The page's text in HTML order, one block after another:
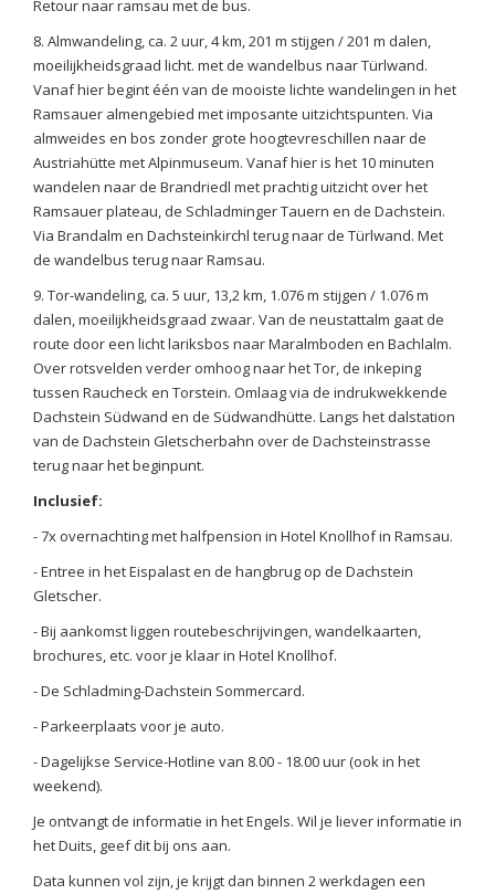
Retour naar ramsau met de bus.
8. Almwandeling, ca. 2 uur, 4 km, 201 m stijgen / 201 m dalen,
moeilijkheidsgraad licht. met de wandelbus naar Türlwand.
Vanaf hier begint één van de mooiste lichte wandelingen in het
Ramsauer almengebied met imposante uitzichtspunten. Via
almweides en bos zonder grote hoogtevreschillen naar de
Austriahütte met Alpinmuseum. Vanaf hier is het 10 minuten
wandelen naar de Brandriedl met prachtig uitzicht over het
Ramsauer plateau, de Schladminger Tauern en de Dachstein.
Via Brandalm en Dachsteinkirchl terug naar de Türlwand. Met
de wandelbus terug naar Ramsau.
9. Tor-wandeling, ca. 5 uur, 13,2 km, 1.076 m stijgen / 1.076 m
dalen, moeilijkheidsgraad zwaar. Van de neustattalm gaat de
route door een licht lariksbos naar Maralmboden en Bachlalm.
Over rotsvelden verder omhoog naar het Tor, de inkeping
tussen Raucheck en Torstein. Omlaag via de indrukwekkende
Dachstein Südwand en de Südwandhütte. Langs het dalstation
van de Dachstein Gletscherbahn over de Dachsteinstrasse
terug naar het beginpunt.
Inclusief:
- 7x overnachting met halfpension in Hotel Knollhof in Ramsau.
- Entree in het Eispalast en de hangbrug op de Dachstein
Gletscher.
- Bij aankomst liggen routebeschrijvingen, wandelkaarten,
brochures, etc. voor je klaar in Hotel Knollhof.
- De Schladming-Dachstein Sommercard.
- Parkeerplaats voor je auto.
- Dagelijkse Service-Hotline van 8.00 - 18.00 uur (ook in het
weekend).
Je ontvangt de informatie in het Engels. Wil je liever informatie in
het Duits, geef dit bij ons aan.
Data kunnen vol zijn, je krijgt dan binnen 2 werkdagen een